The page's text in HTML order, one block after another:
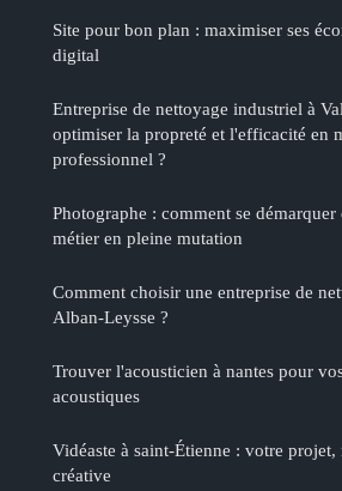
Site pour bon plan : maximiser ses
digital
Entreprise de nettoyage industriel à
optimiser la propreté et l'efficacité en
professionnel ?
Photographe : comment se démarquer
métier en pleine mutation
Comment choisir une entreprise de
Alban-Leysse ?
Trouver l'acousticien à nantes pour
acoustiques
Vidéaste à saint-Étienne : votre projet,
créative